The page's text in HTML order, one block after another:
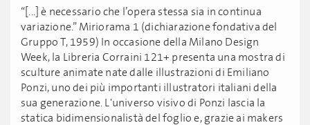
“[...] è necessario che l’opera stessa sia in continua
variazione.” Miriorama 1 (dichiarazione fondativa del
Gruppo T, 1959) In occasione della Milano Design
Week, la Libreria Corraini 121+ presenta una mostra di
sculture animate nate dalle illustrazioni di Emiliano
Ponzi, uno dei più importanti illustratori italiani della
sua generazione. L'universo visivo di Ponzi lascia la
statica bidimensionalistà del foglio e, grazie ai makers